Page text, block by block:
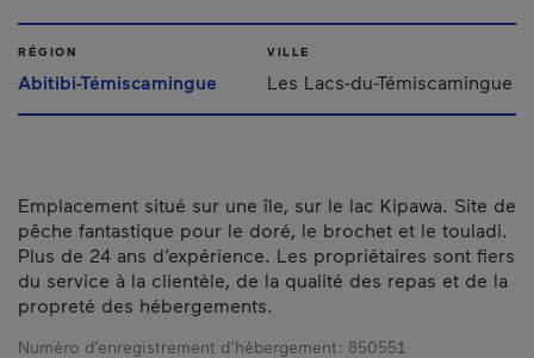
RÉGION
Abitibi-Témiscamingue
VILLE
Les Lacs-du-Témiscamingue
Emplacement situé sur une île, sur le lac Kipawa. Site de
pêche fantastique pour le doré, le brochet et le touladi.
Plus de 24 ans d’expérience. Les propriétaires sont fiers
du service à la clientèle, de la qualité des repas et de la
propreté des hébergements.
Numéro d’enregistrement d’hébergement : 850551